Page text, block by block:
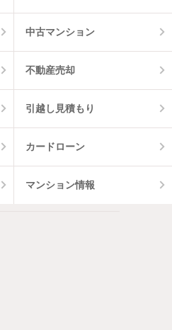
中古マンション
不動産売却
引越し見積もり
カードローン
マンション情報